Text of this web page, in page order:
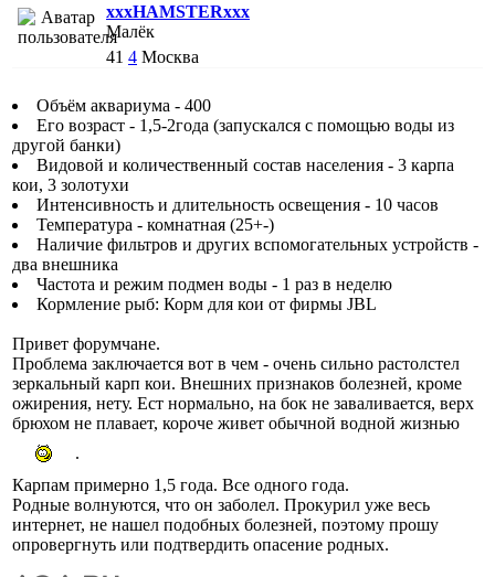
xxxHAMSTERxxx
Малёк
41 4 Москва
Объём аквариума - 400
Его возраст - 1,5-2года (запускался с помощью воды из
другой банки)
Видовой и количественный состав населения - 3 карпа
кои, 3 золотухи
Интенсивность и длительность освещения - 10 часов
Температура - комнатная (25+-)
Наличие фильтров и других вспомогательных устройств -
два внешника
Частота и режим подмен воды - 1 раз в неделю
Кормление рыб: Корм для кои от фирмы JBL
Привет форумчане.
Проблема заключается вот в чем - очень сильно растолстел
зеркальный карп кои. Внешних признаков болезней, кроме
ожирения, нету. Ест нормально, на бок не заваливается, верх
брюхом не плавает, короче живет обычной водной жизнью
.
Карпам примерно 1,5 года. Все одного года.
Родные волнуются, что он заболел. Прокурил уже весь
интернет, не нашел подобных болезней, поэтому прошу
опровергнуть или подтвердить опасение родных.